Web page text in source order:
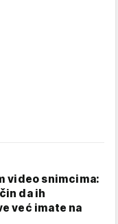
video snimcima:
da ih
već imate na